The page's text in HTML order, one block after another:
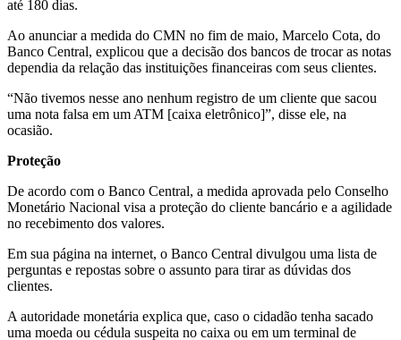
até 180 dias.
Ao anunciar a medida do CMN no fim de maio, Marcelo Cota, do
Banco Central, explicou que a decisão dos bancos de trocar as notas
dependia da relação das instituições financeiras com seus clientes.
“Não tivemos nesse ano nenhum registro de um cliente que sacou
uma nota falsa em um ATM [caixa eletrônico]”, disse ele, na
ocasião.
Proteção
De acordo com o Banco Central, a medida aprovada pelo Conselho
Monetário Nacional visa a proteção do cliente bancário e a agilidade
no recebimento dos valores.
Em sua página na internet, o Banco Central divulgou uma lista de
perguntas e repostas sobre o assunto para tirar as dúvidas dos
clientes.
A autoridade monetária explica que, caso o cidadão tenha sacado
uma moeda ou cédula suspeita no caixa ou em um terminal de